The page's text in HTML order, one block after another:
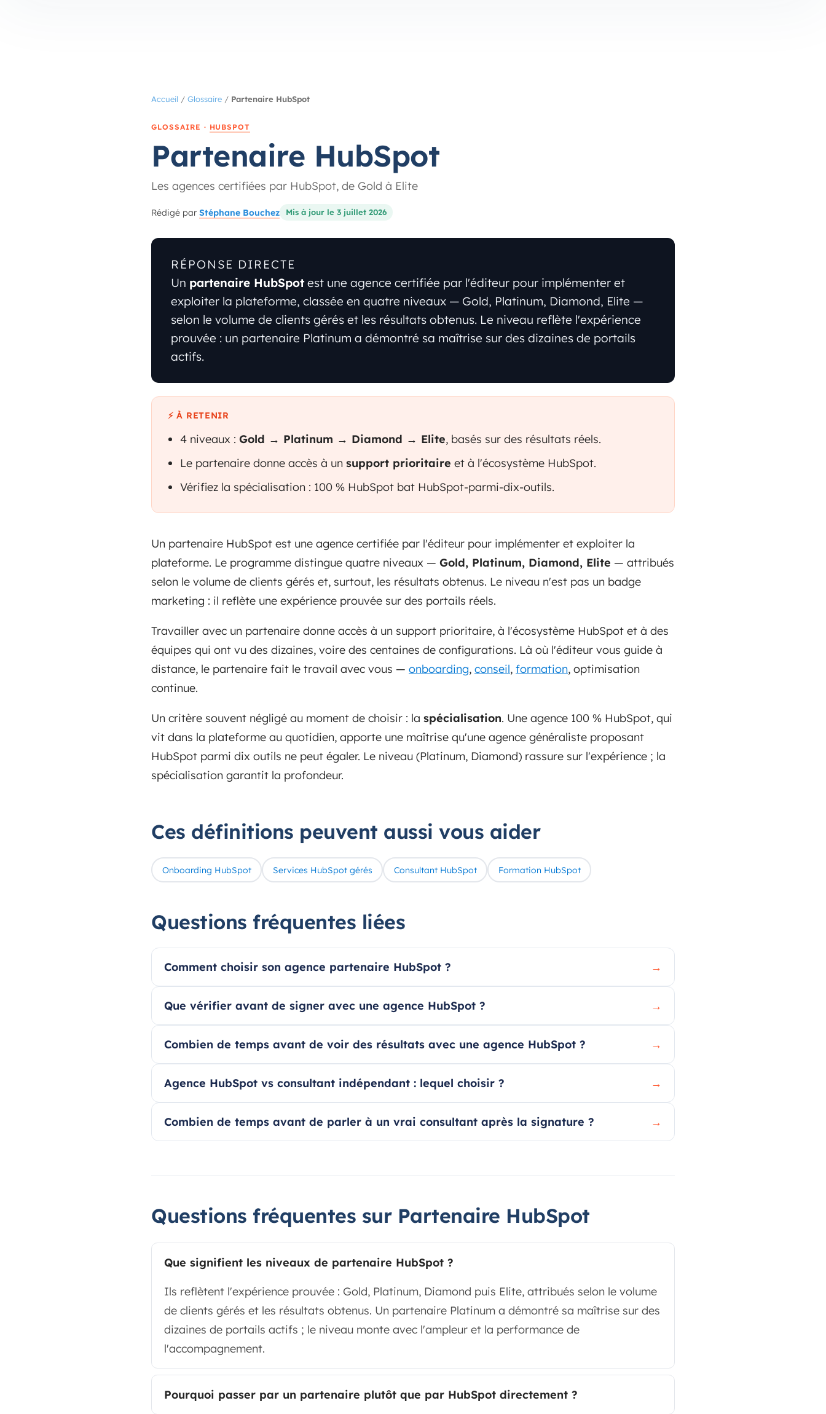
Accueil / Glossaire / Partenaire HubSpot
GLOSSAIRE · HUBSPOT
Partenaire HubSpot
Les agences certifiées par HubSpot, de Gold à Elite
Rédigé par Stéphane Bouchez Mis à jour le 3 juillet 2026
RÉPONSE DIRECTE
Un partenaire HubSpot est une agence certifiée par l'éditeur pour implémenter et
exploiter la plateforme, classée en quatre niveaux — Gold, Platinum, Diamond, Elite —
selon le volume de clients gérés et les résultats obtenus. Le niveau reflète l'expérience
prouvée : un partenaire Platinum a démontré sa maîtrise sur des dizaines de portails
actifs.
⚡ À RETENIR
4 niveaux : Gold → Platinum → Diamond → Elite, basés sur des résultats réels.
Le partenaire donne accès à un support prioritaire et à l'écosystème HubSpot.
Vérifiez la spécialisation : 100 % HubSpot bat HubSpot-parmi-dix-outils.
Un partenaire HubSpot est une agence certifiée par l'éditeur pour implémenter et exploiter la
plateforme. Le programme distingue quatre niveaux — Gold, Platinum, Diamond, Elite — attribués
selon le volume de clients gérés et, surtout, les résultats obtenus. Le niveau n'est pas un badge
marketing : il reflète une expérience prouvée sur des portails réels.
Travailler avec un partenaire donne accès à un support prioritaire, à l'écosystème HubSpot et à des
équipes qui ont vu des dizaines, voire des centaines de configurations. Là où l'éditeur vous guide à
distance, le partenaire fait le travail avec vous — onboarding, conseil, formation, optimisation
continue.
Un critère souvent négligé au moment de choisir : la spécialisation. Une agence 100 % HubSpot, qui
vit dans la plateforme au quotidien, apporte une maîtrise qu'une agence généraliste proposant
HubSpot parmi dix outils ne peut égaler. Le niveau (Platinum, Diamond) rassure sur l'expérience ; la
spécialisation garantit la profondeur.
Ces définitions peuvent aussi vous aider
Onboarding HubSpot Services HubSpot gérés Consultant HubSpot Formation HubSpot
Questions fréquentes liées
Comment choisir son agence partenaire HubSpot ? →
Que vérifier avant de signer avec une agence HubSpot ? →
Combien de temps avant de voir des résultats avec une agence HubSpot ? →
Agence HubSpot vs consultant indépendant : lequel choisir ? →
Combien de temps avant de parler à un vrai consultant après la signature ? →
Questions fréquentes sur Partenaire HubSpot
Que signifient les niveaux de partenaire HubSpot ?
Ils reflètent l'expérience prouvée : Gold, Platinum, Diamond puis Elite, attribués selon le volume
de clients gérés et les résultats obtenus. Un partenaire Platinum a démontré sa maîtrise sur des
dizaines de portails actifs ; le niveau monte avec l'ampleur et la performance de
l'accompagnement.
Pourquoi passer par un partenaire plutôt que par HubSpot directement ?